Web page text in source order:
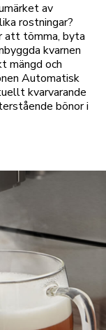
av
rostningar?
att tömma, byta
kvarnen
mängd och
Automatisk
kvarvarande
bönor i